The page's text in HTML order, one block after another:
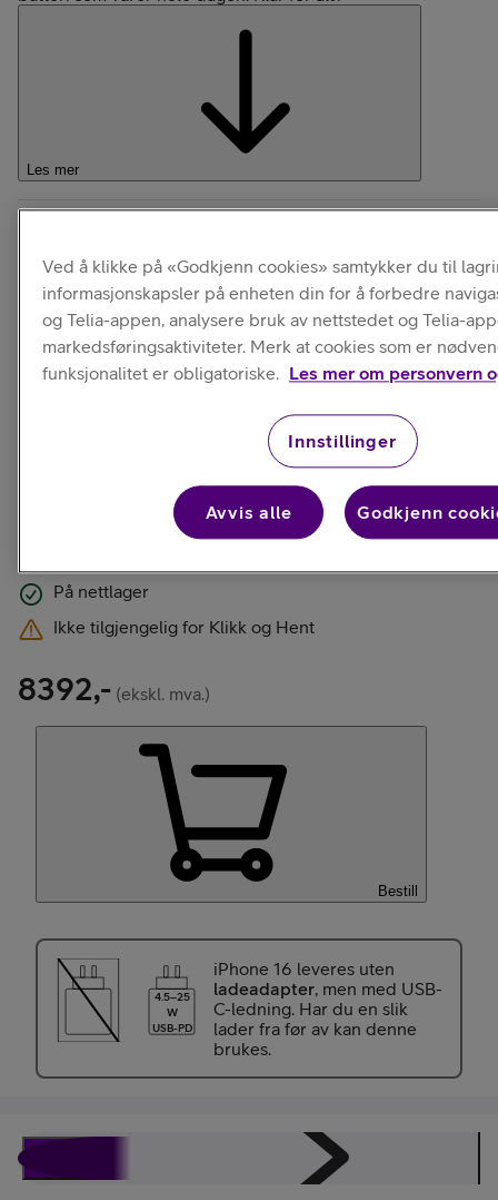
Les mer
Sjekk levering til ditt område
På nettlager
Ikke tilgjengelig for Klikk og Hent
8392,- (ekskl. mva.)
Bestill
4.5–25
W
USB-PD
iPhone 16 leveres uten
ladeadapter, men med USB-
C-ledning. Har du en slik
lader fra før av kan denne
brukes.
Energimerking
Ved å klikke på «Godkjenn cookies» samtykker du til
informasjonskapsler på enheten din for å forbedre
og Telia-appen, analysere bruk av nettstedet og Telia-
markedsføringsaktiviteter. Merk at cookies som er
funksjonalitet er obligatoriske. Les mer om personvern
Innstillinger
Avvis alle Godkjenn